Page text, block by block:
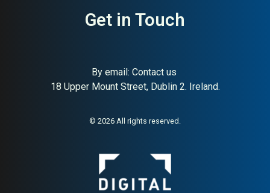
Get in Touch
By email: Contact us
18 Upper Mount Street, Dublin 2. Ireland.
© 2026 All rights reserved.